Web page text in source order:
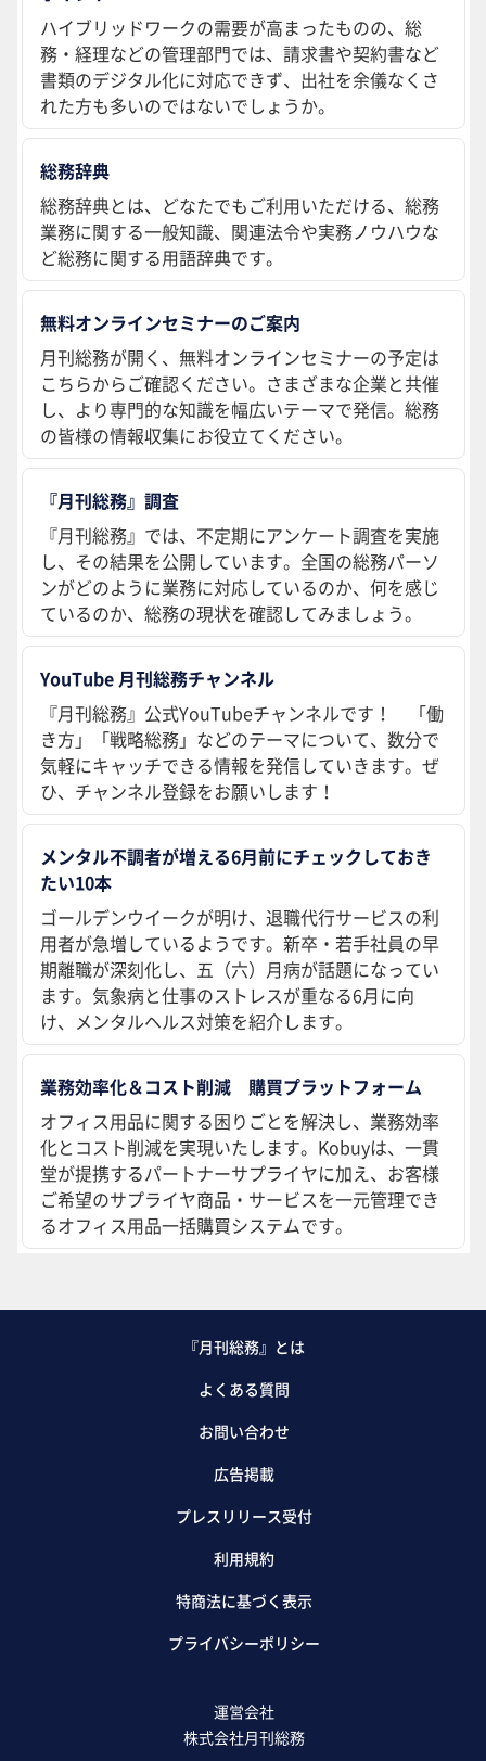
ハイブリッドワークの需要が高まったものの、総
務・経理などの管理部門では、請求書や契約書など
書類のデジタル化に対応できず、出社を余儀なくさ
れた方も多いのではないでしょうか。
総務辞典
総務辞典とは、どなたでもご利用いただける、総務
業務に関する一般知識、関連法令や実務ノウハウな
ど総務に関する用語辞典です。
無料オンラインセミナーのご案内
月刊総務が開く、無料オンラインセミナーの予定は
こちらからご確認ください。さまざまな企業と共催
し、より専門的な知識を幅広いテーマで発信。総務
の皆様の情報収集にお役立てください。
『月刊総務』調査
『月刊総務』では、不定期にアンケート調査を実施
し、その結果を公開しています。全国の総務パーソ
ンがどのように業務に対応しているのか、何を感じ
ているのか、総務の現状を確認してみましょう。
YouTube 月刊総務チャンネル
『月刊総務』公式YouTubeチャンネルです！ 「働
き方」「戦略総務」などのテーマについて、数分で
気軽にキャッチできる情報を発信していきます。ぜ
ひ、チャンネル登録をお願いします！
メンタル不調者が増える6月前にチェックしておき
たい10本
ゴールデンウイークが明け、退職代行サービスの利
用者が急増しているようです。新卒・若手社員の早
期離職が深刻化し、五（六）月病が話題になってい
ます。気象病と仕事のストレスが重なる6月に向
け、メンタルヘルス対策を紹介します。
業務効率化＆コスト削減 購買プラットフォーム
オフィス用品に関する困りごとを解決し、業務効率
化とコスト削減を実現いたします。Kobuyは、一貫
堂が提携するパートナーサプライヤに加え、お客様
ご希望のサプライヤ商品・サービスを一元管理でき
るオフィス用品一括購買システムです。
『月刊総務』とは
よくある質問
お問い合わせ
広告掲載
プレスリリース受付
利用規約
特商法に基づく表示
プライバシーポリシー
運営会社
株式会社月刊総務